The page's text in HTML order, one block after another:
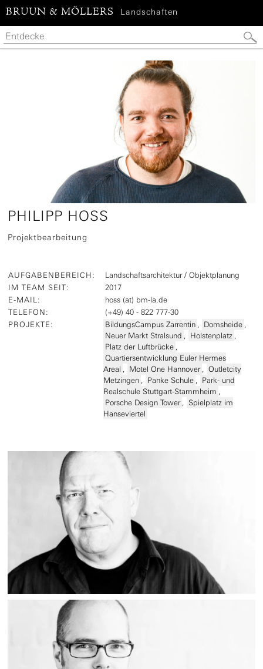
PHILIPP HOSS
Projektbearbeitung
AUFGABENBEREICH :
Landschaftsarchitektur / Objektplanung
IM TEAM SEIT:
2017
E-MAIL:
hoss (at) bm-la.de
TELEFON :
(+49) 40 - 822 777-30
PROJEKTE: BildungsCampus Zarrentin , Domsheide ,
Neuer Markt Stralsund , Holstenplatz ,
Platz der Luftbrücke ,
Quartiersentwicklung Euler Hermes
Areal , Motel One Hannover , Outletcity
Metzingen , Panke Schule , Park- und
Realschule Stuttgart-Stammheim ,
Porsche Design Tower , Spielplatz im
Hanseviertel
BRUUN & MÖLLERS Landschaften